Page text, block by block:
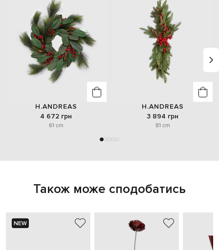
H.ANDREAS
4 672 грн
61 cm
H.ANDREAS
3 894 грн
81 cm
Також може сподобатись
NEW